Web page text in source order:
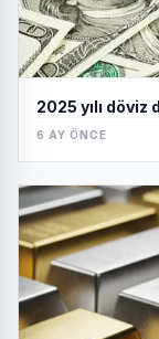
2025 yılı
6 AY ÖNCE